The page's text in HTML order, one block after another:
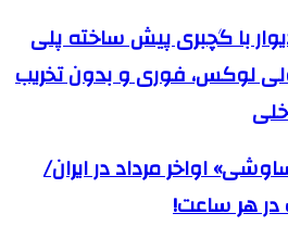
با گچبری پیش ساخته پلی
لوکس، فوری و بدون تخریب
اواخر مرداد در ایران/